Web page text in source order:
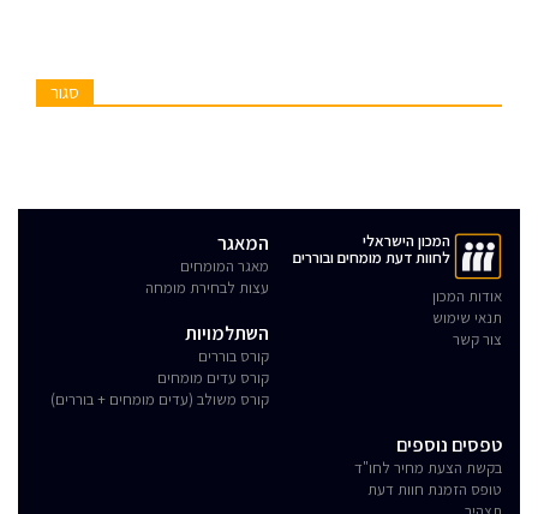
סגור
המכון הישראלי
לחוות דעת מומחים ובוררים
אודות המכון
תנאי שימוש
צור קשר
המאגר
מאגר המומחים
עצות לבחירת מומחה
השתלמויות
קורס בוררים
קורס עדים מומחים
קורס משולב (עדים מומחים + בוררים)
טפסים נוספים
בקשת הצעת מחיר לחו"ד
טופס הזמנת חוות דעת